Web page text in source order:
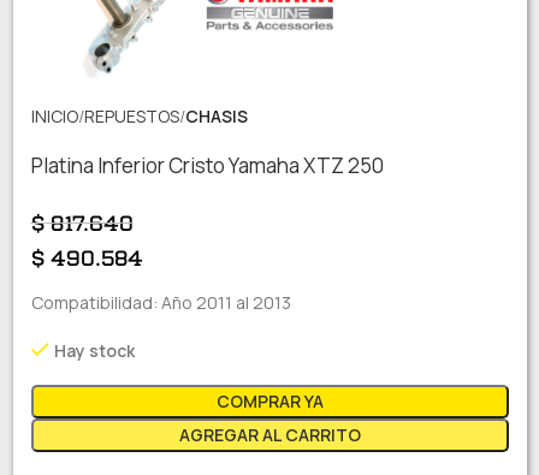
INICIO REPUESTOS CHASIS
Platina Inferior Cristo Yamaha XTZ 250
$817.640
$490.584
Compatibilidad: Año 2011 al 2013
Hay stock
AGREGAR AL CARRITO
COMPRAR YA